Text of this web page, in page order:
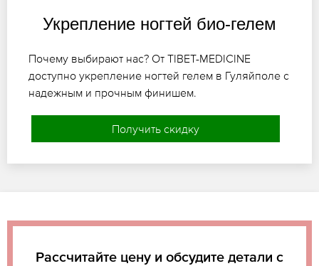
Укрепление ногтей био-гелем
Почему выбирают нас? От TIBET-MEDICINE
доступно укрепление ногтей гелем в Гуляйполе с
надежным и прочным финишем.
Получить скидку
Рассчитайте цену и обсудите детали с